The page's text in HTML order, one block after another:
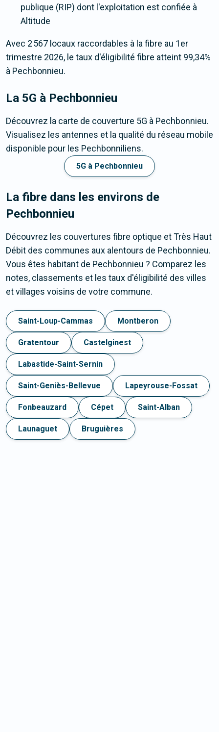
publique (RIP) dont l'exploitation est confiée à
Altitude
Avec 2 567 locaux raccordables à la fibre au 1er
trimestre 2026, le taux d'éligibilité fibre atteint 99,34%
à Pechbonnieu.
La 5G à Pechbonnieu
Découvrez la carte de couverture 5G à Pechbonnieu.
Visualisez les antennes et la qualité du réseau mobile
disponible pour les Pechbonniliens.
5G à Pechbonnieu
La fibre dans les environs de
Pechbonnieu
Découvrez les couvertures fibre optique et Très Haut
Débit des communes aux alentours de Pechbonnieu.
Vous êtes habitant de Pechbonnieu ? Comparez les
notes, classements et les taux d'éligibilité des villes
et villages voisins de votre commune.
Saint-Loup-Cammas Montberon
Gratentour Castelginest
Labastide-Saint-Sernin
Saint-Geniès-Bellevue Lapeyrouse-Fossat
Fonbeauzard Cépet Saint-Alban
Launaguet Bruguières